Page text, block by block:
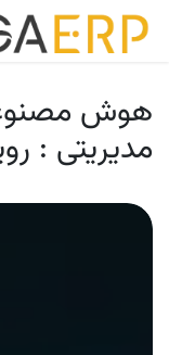
پرش به محتوا
هوش
مدیریتی :